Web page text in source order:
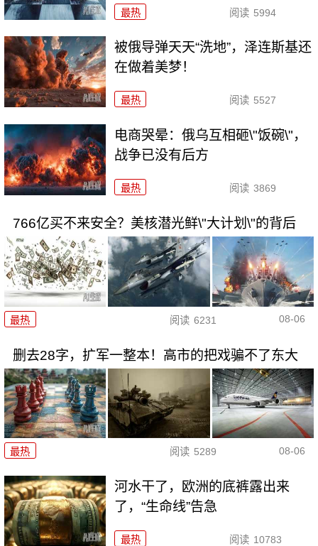
最热 阅读 5994
被俄导弹天天“洗地”，泽连斯基还
在做着美梦！
最热 阅读 5527
电商哭晕：俄乌互相砸\"饭碗\"，
战争已没有后方
最热 阅读 3869
766亿买不来安全？美核潜光鲜\"大计划\"的背后
最热 阅读 6231 08-06
删去28字，扩军一整本！高市的把戏骗不了东大
最热 阅读 5289 08-06
河水干了，欧洲的底裤露出来
了，“生命线”告急
最热 阅读 10783